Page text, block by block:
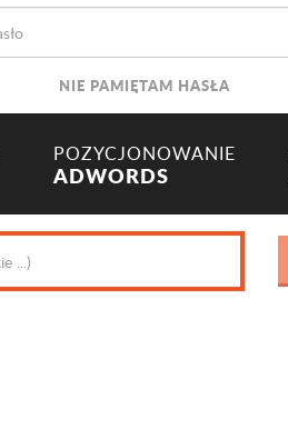
NIE PAMIĘTAM HASŁA
POZYCJONOWANIE
ADWORDS